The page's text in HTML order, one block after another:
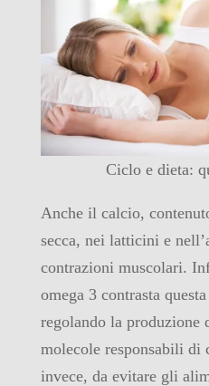
Ciclo e dieta:
Anche il calcio,
secca, nei latticini e
contrazioni muscolari.
omega 3 contrasta
regolando la produzione
molecole responsabili di
invece, da evitare gli